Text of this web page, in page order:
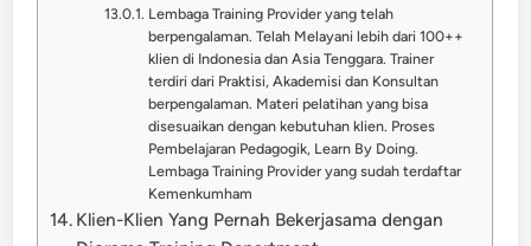
Lembaga Training Provider yang telah
berpengalaman. Telah Melayani lebih dari 100++
klien di Indonesia dan Asia Tenggara. Trainer
terdiri dari Praktisi, Akademisi dan Konsultan
berpengalaman. Materi pelatihan yang bisa
disesuaikan dengan kebutuhan klien. Proses
Pembelajaran Pedagogik, Learn By Doing.
Lembaga Training Provider yang sudah terdaftar
Kemenkumham
Klien-Klien Yang Pernah Bekerjasama dengan